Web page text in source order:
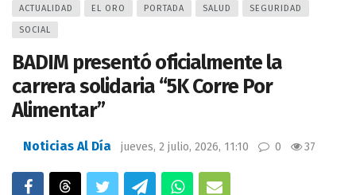
ACTUALIDAD EL ORO PORTADA SALUD SEGURIDAD
SOCIAL
BADIM presentó oficialmente la
carrera solidaria “5K Corre Por
Alimentar”
Noticias Al Día jueves, 2 julio, 2026, 11:10 0 37